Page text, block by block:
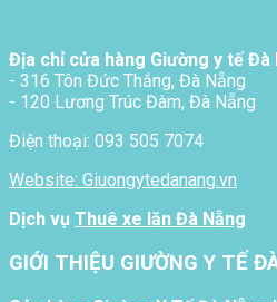
Địa chỉ cửa hàng Giường y tế Đà
- 316 Tôn Đức Thắng, Đà Nẵng
- 120 Lương Trúc Đàm, Đà Nẵng
Điện thoại: 093 505 7074
Website: Giuongytedanang.vn
Dịch vụ Thuê xe lăn Đà Nẵng
GIỚI THIỆU GIƯỜNG Y TẾ